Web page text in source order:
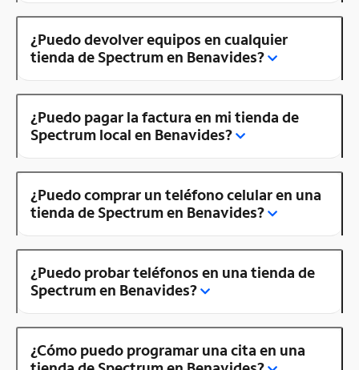
¿Puedo devolver equipos en cualquier
tienda de Spectrum en Benavides?
¿Puedo pagar la factura en mi tienda de
Spectrum local en Benavides?
¿Puedo comprar un teléfono celular en una
tienda de Spectrum en Benavides?
¿Puedo probar teléfonos en una tienda de
Spectrum en Benavides?
¿Cómo puedo programar una cita en una